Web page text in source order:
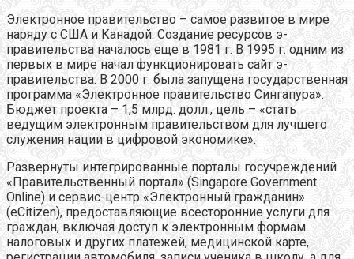
Электронное правительство – самое развитое в мире
наряду с США и Канадой. Создание ресурсов э-
правительства началось еще в 1981 г. В 1995 г. одним из
первых в мире начал функционировать сайт э-
правительства. В 2000 г. была запущена государственная
программа «Электронное правительство Сингапура».
Бюджет проекта – 1,5 млрд. долл., цель – «стать
ведущим электронным правительством для лучшего
служения нации в цифровой экономике».
Развернуты интегрированные порталы госучреждений
«Правительственный портал» (Singapore Government
Online) и сервис-центр «Электронный гражданин»
(eCitizen), предоставляющие всесторонние услуги для
граждан, включая доступ к электронным формам
налоговых и других платежей, медицинской карте,